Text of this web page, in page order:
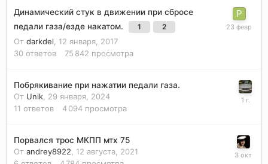
Динамический стук в движении при сбросе
педали газа/езде накатом.
1 2
От darkdel, 12 января, 2017
30 ответов 75 842 просмотра
Побрякивание при нажатии педали газа.
От Unik, 29 января, 2024
11 ответов 4 094 просмотра
Порвался трос МКПП мтх 75
От andrey8922, 12 августа, 2021